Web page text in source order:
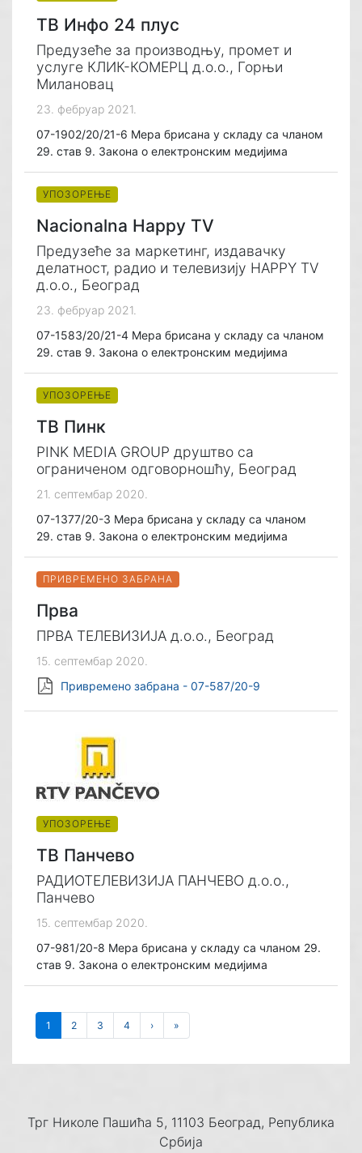
ТВ Инфо 24 плус
Предузеће за производњу, промет и
услуге КЛИК-КОМЕРЦ д.о.о., Горњи
Милановац
23. фебруар 2021.
07-1902/20/21-6 Мера брисана у складу са чланом
29. став 9. Закона о електронским медијима
УПОЗОРЕЊЕ
Nacionalna Happy TV
Предузеће за маркетинг, издавачку
делатност, радио и телевизију HAPPY TV
д.о.о., Београд
23. фебруар 2021.
07-1583/20/21-4 Мера брисана у складу са чланом
29. став 9. Закона о електронским медијима
УПОЗОРЕЊЕ
ТВ Пинк
PINK MEDIA GROUP друштво са
ограниченом одговорношћу, Београд
21. септембар 2020.
07-1377/20-3 Мера брисана у складу са чланом
29. став 9. Закона о електронским медијима
ПРИВРЕМЕНО ЗАБРАНА
Прва
ПРВА ТЕЛЕВИЗИЈА д.о.о., Београд
15. септембар 2020.
Привремено забрана - 07-587/20-9
УПОЗОРЕЊЕ
ТВ Панчево
РАДИОТЕЛЕВИЗИЈА ПАНЧЕВО д.о.о.,
Панчево
15. септембар 2020.
07-981/20-8 Мера брисана у складу са чланом 29.
став 9. Закона о електронским медијима
1 2 3 4 › »
Трг Николе Пашића 5, 11103 Београд, Република
Србија